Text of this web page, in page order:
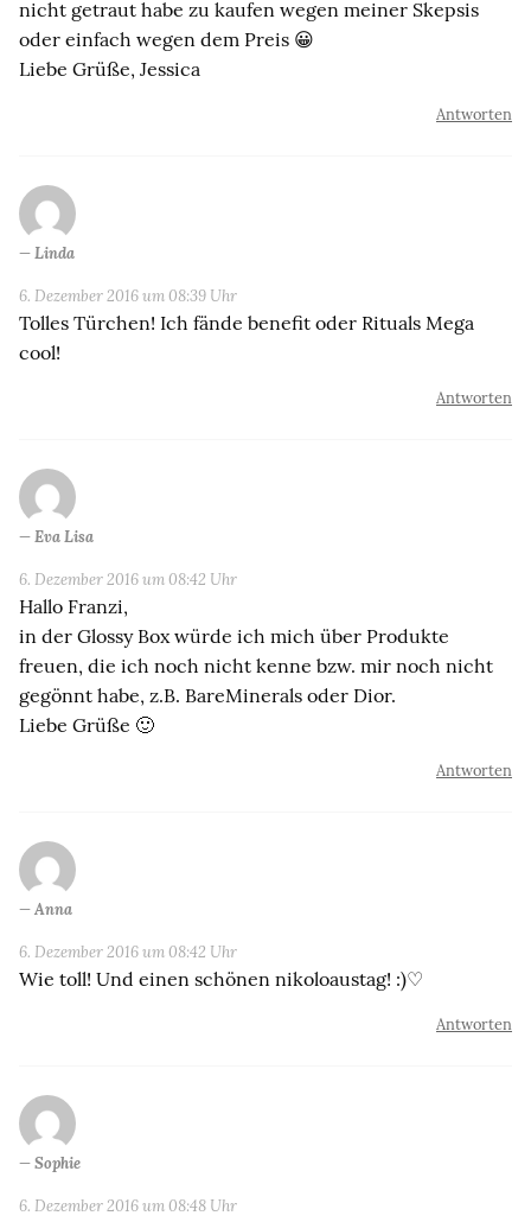
nicht getraut habe zu kaufen wegen meiner Skepsis
oder einfach wegen dem Preis 😀
Liebe Grüße, Jessica
Antworten
Linda
6. Dezember 2016 um 08:39 Uhr
Tolles Türchen! Ich fände benefit oder Rituals Mega
cool!
Antworten
Eva Lisa
6. Dezember 2016 um 08:42 Uhr
Hallo Franzi,
in der Glossy Box würde ich mich über Produkte
freuen, die ich noch nicht kenne bzw. mir noch nicht
gegönnt habe, z.B. BareMinerals oder Dior.
Liebe Grüße 🙂
Antworten
Anna
6. Dezember 2016 um 08:42 Uhr
Wie toll! Und einen schönen nikoloaustag! :)♡
Antworten
Sophie
6. Dezember 2016 um 08:48 Uhr